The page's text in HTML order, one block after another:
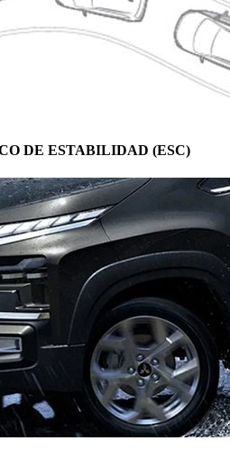
DE ESTABILIDAD (ESC)